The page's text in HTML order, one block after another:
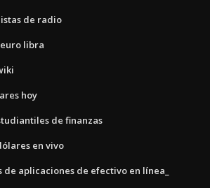
de radio
libra
hoy
de finanzas
en vivo
aplicaciones de efectivo en línea_